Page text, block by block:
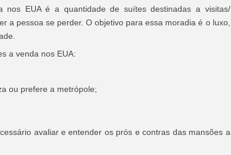
nos EUA é a quantidade de suítes destinadas a visitas/
a pessoa se perder. O objetivo para essa moradia é o luxo,
a venda nos EUA:
ou prefere a metrópole;
avaliar e entender os prós e contras das mansões a